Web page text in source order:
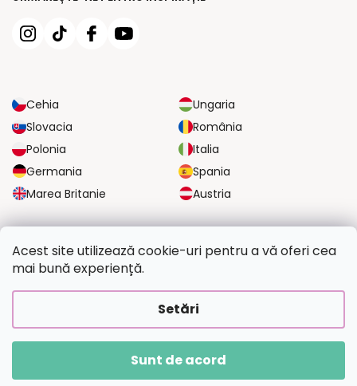
Acest site utilizează cookie-uri pentru a vă oferi cea
mai bună experiență.
Setări
Sunt de acord
Cehia
Ungaria
Slovacia
România
Polonia
Italia
Germania
Spania
Marea Britanie
Austria
OPȚIUNI DE PLATĂ SIGURE
Creat de Shoptet Premium|UpraviloFV STUDIO
Drepturi de autor 2026Picteazapoza.ro. Toate drepturile rezervate.